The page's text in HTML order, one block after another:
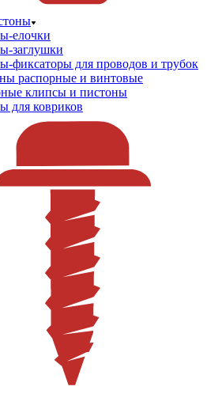
елочки
заглушки
фиксаторы для проводов и трубок
распорные и винтовые
клипсы и пистоны
для ковриков